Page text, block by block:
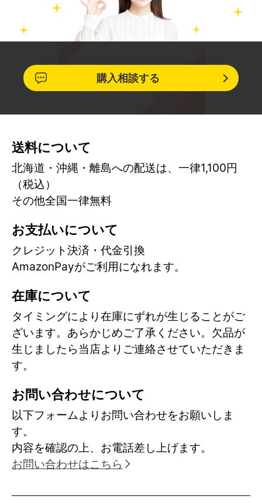
購入相談する
送料について
北海道・沖縄・離島への配送は、一律1,100円
（税込）
その他全国一律無料
お支払いについて
クレジット決済・代金引換
AmazonPayがご利用になれます。
在庫について
タイミングにより在庫にずれが生じることがご
ざいます。あらかじめご了承ください。欠品が
生じましたら当店よりご連絡させていただきま
す。
お問い合わせについて
以下フォームよりお問い合わせをお願いしま
す。
内容を確認の上、お電話差し上げます。
お問い合わせはこちら